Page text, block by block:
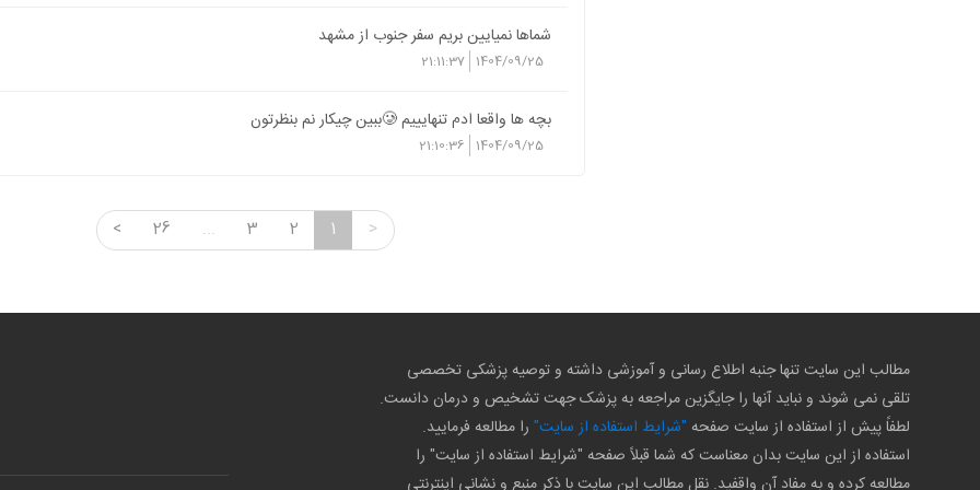
شماها نمیایین بریم سفر جنوب از مشهد
1404/09/25
21:11:37
بچه ها واقعا ادم تنهایییم 🥲ببین چیکار نم بنظرتون
1404/09/25
21:10:36
>
1
2
3
...
26
<
مطالب این سایت تنها جنبه اطلاع رسانی و آموزشی داشته و توصیه پزشکی تخصصی
تلقی نمی شوند و نباید آنها را جایگزین مراجعه به پزشک جهت تشخیص و درمان دانست.
لطفاً پیش از استفاده از سایت صفحه "شرایط استفاده از سایت" را مطالعه فرمایید.
استفاده از این سایت بدان معناست که شما قبلاً صفحه "شرایط استفاده از سایت" را
مطالعه کرده و به مفاد آن واقفید. نقل مطالب این سایت با ذکر منبع و نشانی اینترنتی